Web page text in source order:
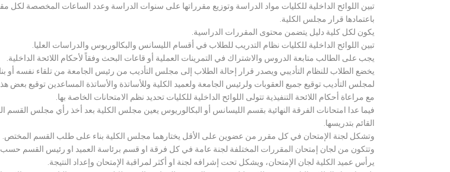
تبين اللوائح الداخلية للكليات مواد الدراسة وتوزيع مقرراتها على سنوات الدراسة وعدد الساعات المخصصة
باعتمادها قرار مجلس الكلية.
يكون لكل كلية دليل يتضمن محتوى المقررات الدراسية.
تبين اللوائح الداخلية للكليات نظام التدريب للطلاب في أقسام الليسانس والبكالوريوس والدراسات العليا.
يجب على الطالب متابعة الدروس والاشتراك في التمرينات العملية أو قاعات البحث وفقاً لأحكام اللائحة الداخلية.
يخضع الطلاب للنظام التأديبي ويصدر قرار إحالة الطلاب إلى مجلس التأديب من رئيس الجامعة من تلقاء نفسه أو
لمجلس التأديب توقيع جميع العقوبات ولرئيس الجامعة ولعميد الكلية وللأساتذة والأساتذة المساعدين توقيع بعض
مع مراعاة أحكام اللائحة التنفيذية تتولى اللوائح الداخلية للكليات تحديد نظم الامتحانات الخاصة بها.
فيما عدا امتحانات الفرقة النهائية بقسم الليسانس أو البكالوريوس يعين مجلس الكلية بعد أخذ رأي مجلس القسم
القائم بتدريسها.
وتشكل لجنة الإمتحان في كل مقرر من عضوين على الأقل يختارهما مجلس الكلية بناء على طلب القسم المختص.
وتتكون من لجان إمتحان المقررات المختلفة لجنة عامة في كل فرقة او قسم برئاسة العميد او رئيس القسم حسب
يرأس عميد الكلية لجان الإمتحان، ويشكل تحت إشرافه لجنة او أكثر لمراقبة الإمتحان وإعداد النتيجة.